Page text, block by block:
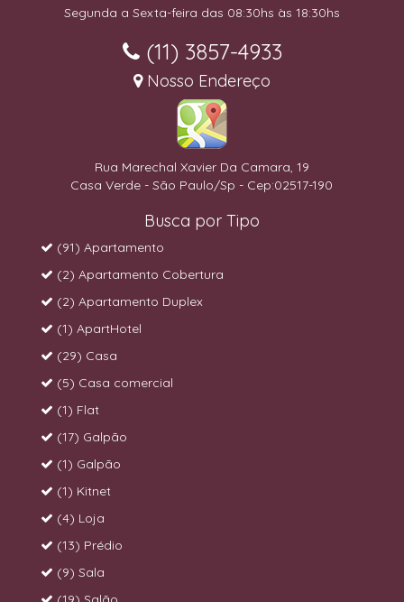
Segunda a Sexta-feira das 08:30hs às 18:30hs
(11) 3857-4933
Nosso Endereço
Rua Marechal Xavier Da Camara, 19
Casa Verde - São Paulo/Sp - Cep:02517-190
Busca por Tipo
(91) Apartamento
(2) Apartamento Cobertura
(2) Apartamento Duplex
(1) ApartHotel
(29) Casa
(5) Casa comercial
(1) Flat
(17) Galpão
(1) Galpão
(1) Kitnet
(4) Loja
(13) Prédio
(9) Sala